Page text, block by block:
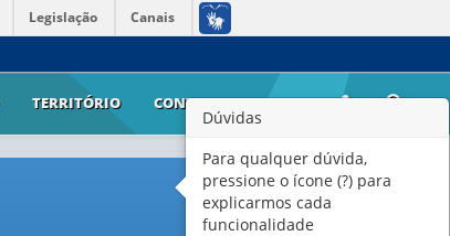
Legislação Canais
TERRITÓRIO CONTATO AJUDA
Dúvidas
Para qualquer dúvida,
pressione o ícone (?) para
explicarmos cada
funcionalidade